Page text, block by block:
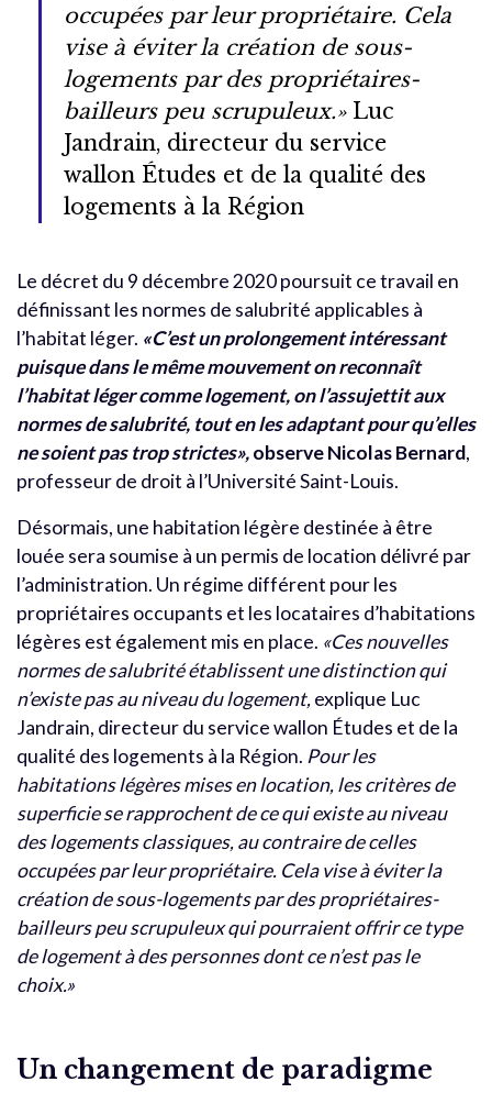
occupées par leur propriétaire. Cela
vise à éviter la création de sous-
logements par des propriétaires-
bailleurs peu scrupuleux.» Luc
Jandrain, directeur du service
wallon Études et de la qualité des
logements à la Région
Le décret du 9 décembre 2020 poursuit ce travail en
définissant les normes de salubrité applicables à
l’habitat léger. «C’est un prolongement intéressant
puisque dans le même mouvement on reconnaît
l’habitat léger comme logement, on l’assujettit aux
normes de salubrité, tout en les adaptant pour qu’elles
ne soient pas trop strictes»,observe Nicolas Bernard,
professeur de droit à l’Université Saint-Louis.
Désormais, une habitation légère destinée à être
louée sera soumise à un permis de location délivré par
l’administration. Un régime différent pour les
propriétaires occupants et les locataires d’habitations
légères est également mis en place. «Ces nouvelles
normes de salubrité établissent une distinction qui
n’existe pas au niveau du logement,explique Luc
Jandrain, directeur du service wallon Études et de la
qualité des logements à la Région. Pour les
habitations légères mises en location, les critères de
superficie se rapprochent de ce qui existe au niveau
des logements classiques, au contraire de celles
occupées par leur propriétaire. Cela vise à éviter la
création de sous-logements par des propriétaires-
bailleurs peu scrupuleux qui pourraient offrirce type
de logement à des personnes dont ce n’est pas le
choix.»
Un changement de paradigme